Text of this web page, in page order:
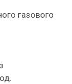
газового